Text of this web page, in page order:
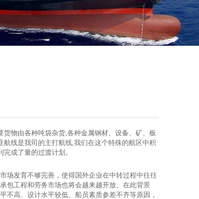
物由各种吨袋杂货,各种金属钢材、设备、矿、板
线是我司的主打航线,我们在这个特殊的航区中积
成了量的过渡计划。
场发育不够完善，使得国外企业在中转过程中往往
包工程和劳务市场也将会越来越开放。在此背景
高、设计水平较低、船员素质参差不齐等原因，